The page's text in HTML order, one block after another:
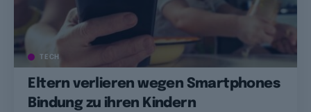
TECH
Eltern verlieren wegen Smartphones
Bindung zu ihren Kindern